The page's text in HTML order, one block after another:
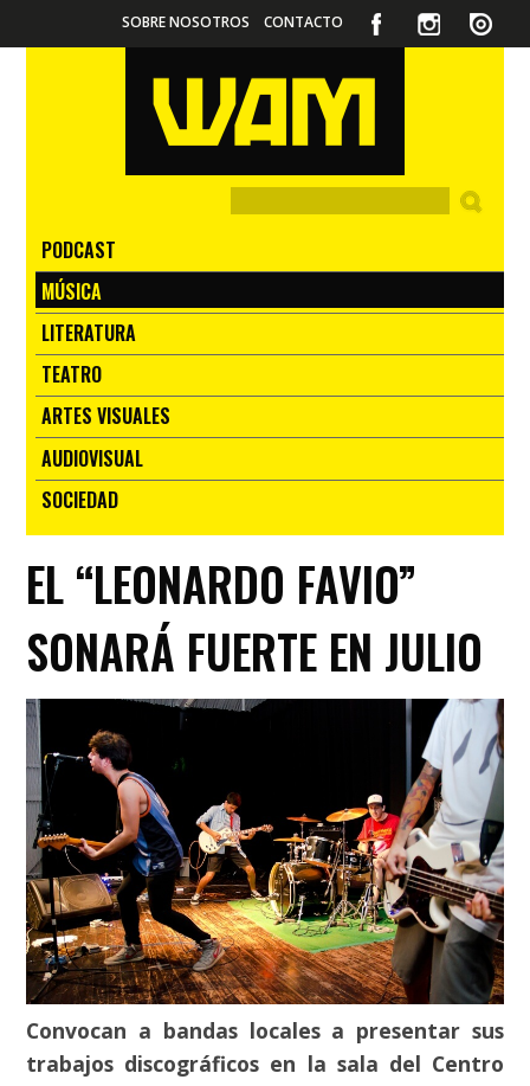
SOBRE NOSOTROS CONTACTO
PODCAST
MÚSICA
LITERATURA
TEATRO
ARTES VISUALES
AUDIOVISUAL
SOCIEDAD
EL “LEONARDO FAVIO”
SONARÁ FUERTE EN JULIO
Convocan a bandas locales a presentar sus
trabajos discográficos en la sala del Centro